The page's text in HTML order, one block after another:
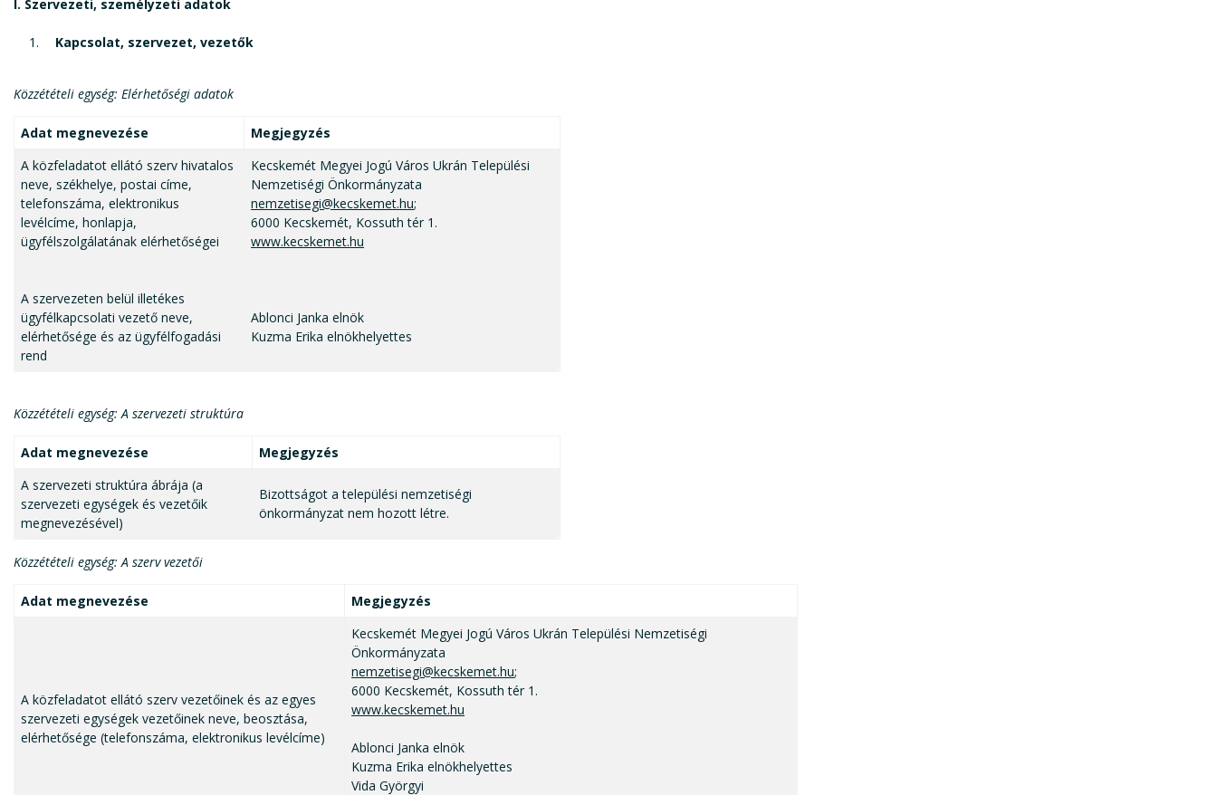
I. Szervezeti, személyzeti adatok
Kapcsolat, szervezet, vezetők
Közzétételi egység: Elérhetőségi adatok
Adat megnevezése
Megjegyzés
A közfeladatot ellátó szerv hivatalos
neve, székhelye, postai címe,
telefonszáma, elektronikus
levélcíme, honlapja,
ügyfélszolgálatának elérhetőségei
A szervezeten belül illetékes
ügyfélkapcsolati vezető neve,
elérhetősége és az ügyfélfogadási
rend
Kecskemét Megyei Jogú Város Ukrán Települési
Nemzetiségi Önkormányzata
nemzetisegi@kecskemet.hu;
6000 Kecskemét, Kossuth tér 1.
www.kecskemet.hu
Ablonci Janka elnök
Kuzma Erika elnökhelyettes
Közzétételi egység: A szervezeti struktúra
Adat megnevezése
Megjegyzés
A szervezeti struktúra ábrája (a
szervezeti egységek és vezetőik
megnevezésével)
Bizottságot a települési nemzetiségi
önkormányzat nem hozott létre.
Közzétételi egység: A szerv vezetői
Adat megnevezése Megjegyzés
A közfeladatot ellátó szerv vezetőinek és az egyes
szervezeti egységek vezetőinek neve, beosztása,
elérhetősége (telefonszáma, elektronikus levélcíme)
Kecskemét Megyei Jogú Város Ukrán Települési Nemzetiségi
Önkormányzata
nemzetisegi@kecskemet.hu;
6000 Kecskemét, Kossuth tér 1.
www.kecskemet.hu
Ablonci Janka elnök
Kuzma Erika elnökhelyettes
Vida Györgyi